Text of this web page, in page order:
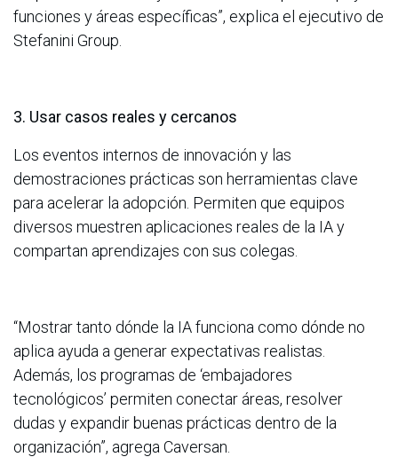
funciones y áreas específicas”, explica el ejecutivo de
Stefanini Group.
3. Usar casos reales y cercanos
Los eventos internos de innovación y las
demostraciones prácticas son herramientas clave
para acelerar la adopción. Permiten que equipos
diversos muestren aplicaciones reales de la IA y
compartan aprendizajes con sus colegas.
“Mostrar tanto dónde la IA funciona como dónde no
aplica ayuda a generar expectativas realistas.
Además, los programas de ‘embajadores
tecnológicos’ permiten conectar áreas, resolver
dudas y expandir buenas prácticas dentro de la
organización”, agrega Caversan.